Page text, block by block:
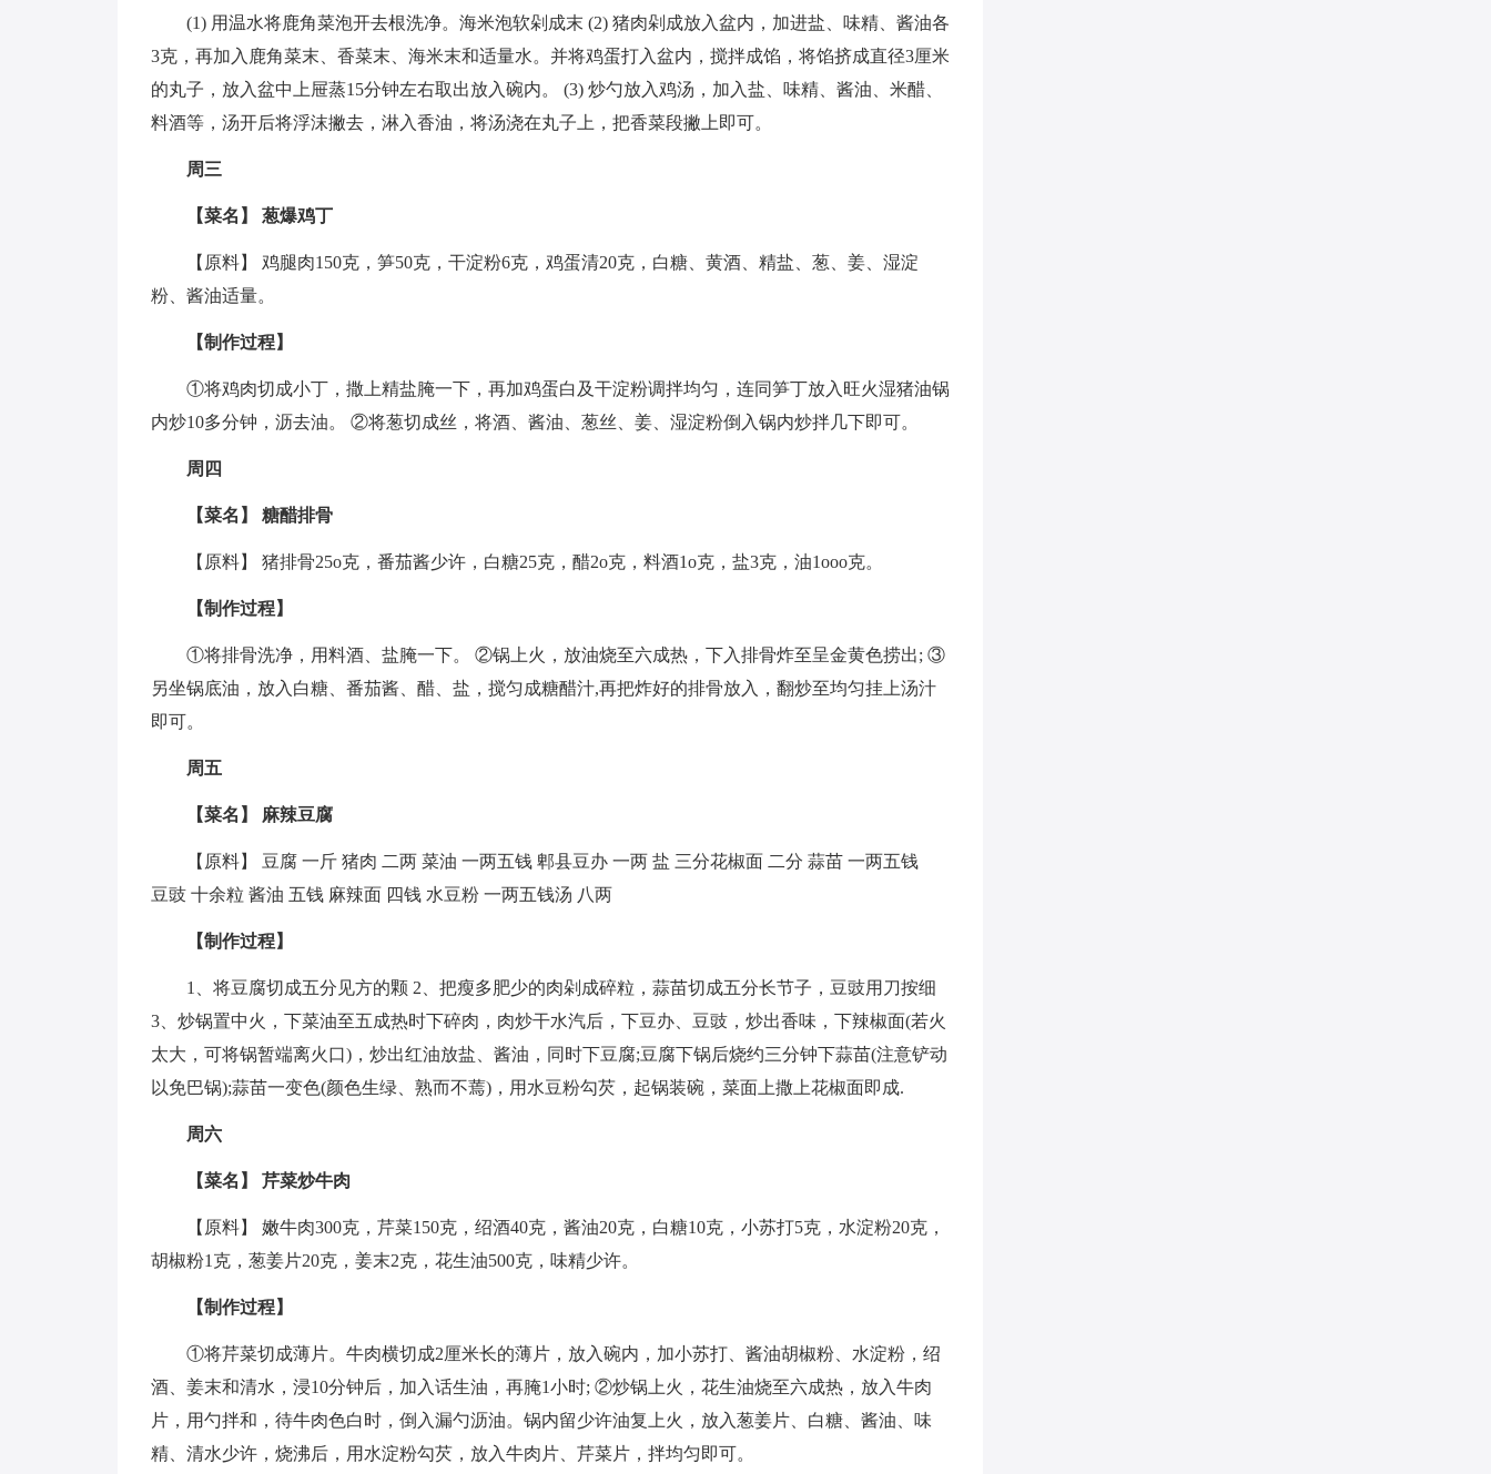
(1) 用温水将鹿角菜泡开去根洗净。海米泡软剁成末 (2) 猪肉剁成放入盆内，加进盐、味精、酱油各
3克，再加入鹿角菜末、香菜末、海米末和适量水。并将鸡蛋打入盆内，搅拌成馅，将馅挤成直径3厘米
的丸子，放入盆中上屉蒸15分钟左右取出放入碗内。 (3) 炒勺放入鸡汤，加入盐、味精、酱油、米醋、
料酒等，汤开后将浮沫撇去，淋入香油，将汤浇在丸子上，把香菜段撇上即可。
周三
【菜名】 葱爆鸡丁
【原料】 鸡腿肉150克，笋50克，干淀粉6克，鸡蛋清20克，白糖、黄酒、精盐、葱、姜、湿淀
粉、酱油适量。
【制作过程】
①将鸡肉切成小丁，撒上精盐腌一下，再加鸡蛋白及干淀粉调拌均匀，连同笋丁放入旺火湿猪油锅
内炒10多分钟，沥去油。 ②将葱切成丝，将酒、酱油、葱丝、姜、湿淀粉倒入锅内炒拌几下即可。
周四
【菜名】 糖醋排骨
【原料】 猪排骨25o克，番茄酱少许，白糖25克，醋2o克，料酒1o克，盐3克，油1ooo克。
【制作过程】
①将排骨洗净，用料酒、盐腌一下。 ②锅上火，放油烧至六成热，下入排骨炸至呈金黄色捞出; ③
另坐锅底油，放入白糖、番茄酱、醋、盐，搅匀成糖醋汁,再把炸好的排骨放入，翻炒至均匀挂上汤汁
即可。
周五
【菜名】 麻辣豆腐
【原料】 豆腐 一斤 猪肉 二两 菜油 一两五钱 郫县豆办 一两 盐 三分花椒面 二分 蒜苗 一两五钱
豆豉 十余粒 酱油 五钱 麻辣面 四钱 水豆粉 一两五钱汤 八两
【制作过程】
1、将豆腐切成五分见方的颗 2、把瘦多肥少的肉剁成碎粒，蒜苗切成五分长节子，豆豉用刀按细
3、炒锅置中火，下菜油至五成热时下碎肉，肉炒干水汽后，下豆办、豆豉，炒出香味，下辣椒面(若火
太大，可将锅暂端离火口)，炒出红油放盐、酱油，同时下豆腐;豆腐下锅后烧约三分钟下蒜苗(注意铲动
以免巴锅);蒜苗一变色(颜色生绿、熟而不蔫)，用水豆粉勾芡，起锅装碗，菜面上撒上花椒面即成.
周六
【菜名】 芹菜炒牛肉
【原料】 嫩牛肉300克，芹菜150克，绍酒40克，酱油20克，白糖10克，小苏打5克，水淀粉20克，
胡椒粉1克，葱姜片20克，姜末2克，花生油500克，味精少许。
【制作过程】
①将芹菜切成薄片。牛肉横切成2厘米长的薄片，放入碗内，加小苏打、酱油胡椒粉、水淀粉，绍
酒、姜末和清水，浸10分钟后，加入话生油，再腌1小时; ②炒锅上火，花生油烧至六成热，放入牛肉
片，用勺拌和，待牛肉色白时，倒入漏勺沥油。锅内留少许油复上火，放入葱姜片、白糖、酱油、味
精、清水少许，烧沸后，用水淀粉勾芡，放入牛肉片、芹菜片，拌均匀即可。